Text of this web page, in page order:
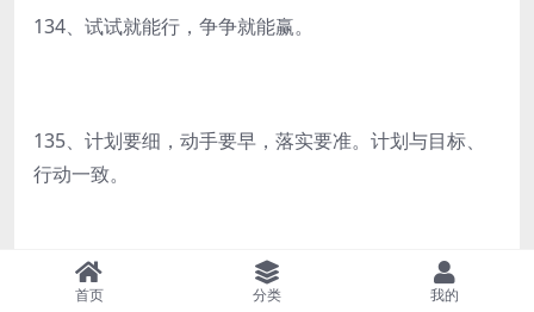
134、试试就能行，争争就能赢。
135、计划要细，动手要早，落实要准。计划与目标、
行动一致。
136、体悟好往届中考题，触类旁通。
首页 分类 我的